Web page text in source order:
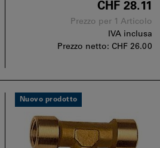
CHF 28.11
Prezzo per 1 Articolo
IVA inclusa
Prezzo netto:CHF 26.00
Nuovo prodotto